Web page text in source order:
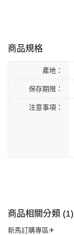
商品規格
產地：
保存期限：
注意事項：
商品相關分類 (1)
新馬訂購專區✈